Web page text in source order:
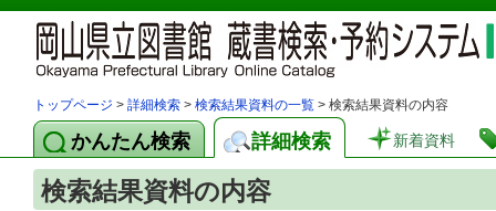
トップページ > 詳細検索 > 検索結果資料の一覧 > 検索結果資料の内容
かんたん検索 詳細検索 新着資料
検索結果資料の内容